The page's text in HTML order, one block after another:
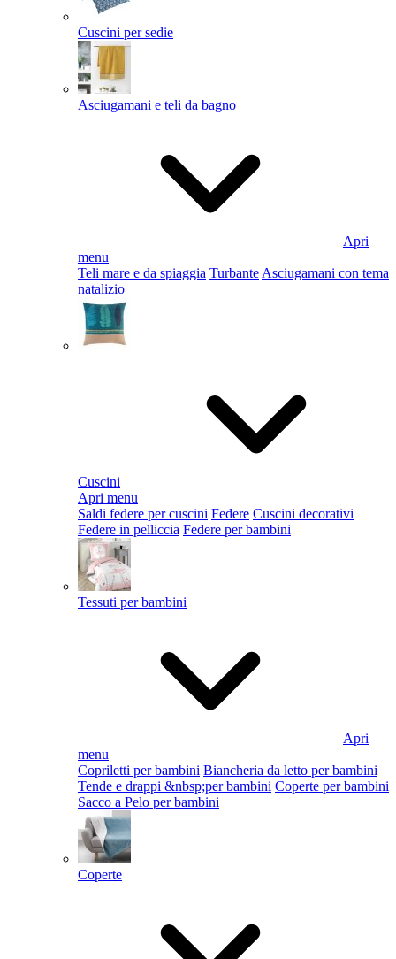
Cuscini per sedie
Asciugamani e teli da bagno
Apri
menu
Teli mare e da spiaggia Turbante Asciugamani con tema
natalizio
Cuscini
Apri menu
Saldi federe per cuscini Federe Cuscini decorativi
Federe in pelliccia Federe per bambini
Tessuti per bambini
Apri
menu
Copriletti per bambini Biancheria da letto per bambini
Tende e drappi &nbsp;per bambini Coperte per bambini
Sacco a Pelo per bambini
Coperte